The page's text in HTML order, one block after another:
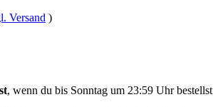
Versand )
, wenn du bis Sonntag um 23:59 Uhr